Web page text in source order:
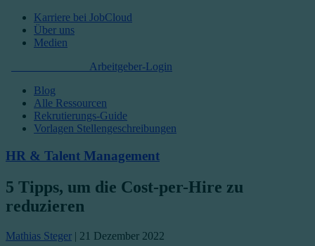
Karriere bei JobCloud​
Über uns
Medien
Arbeitgeber-Login
Blog
Alle Ressourcen
Rekrutierungs-Guide
Vorlagen Stellengeschreibungen
HR & Talent Management
5 Tipps, um die Cost-per-Hire zu
reduzieren
Mathias Steger | 21 Dezember 2022